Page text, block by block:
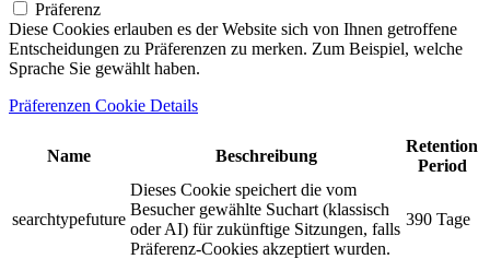
Präferenz
Diese Cookies erlauben es der Website sich von Ihnen getroffene
Entscheidungen zu Präferenzen zu merken. Zum Beispiel, welche
Sprache Sie gewählt haben.
Präferenzen Cookie Details
Name Beschreibung
Retention
Period
searchtypefuture
Dieses Cookie speichert die vom
Besucher gewählte Suchart (klassisch
oder AI) für zukünftige Sitzungen, falls
Präferenz-Cookies akzeptiert wurden.
390 Tage